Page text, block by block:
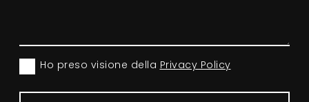
Ho preso visione della Privacy Policy